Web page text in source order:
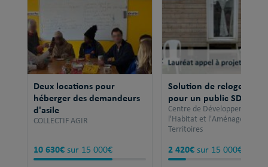
Deux locations pour
héberger des demandeurs
d'asile
COLLECTIF AGIR
10 630€ sur 15 000€
Solution de relogement
pour un public SDF
Centre de Développement
l'Habitat et l'Aménagement
Territoires
2 420€ sur 15 000€